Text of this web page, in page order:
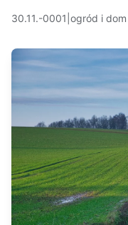
30.11.-0001 ogród i dom